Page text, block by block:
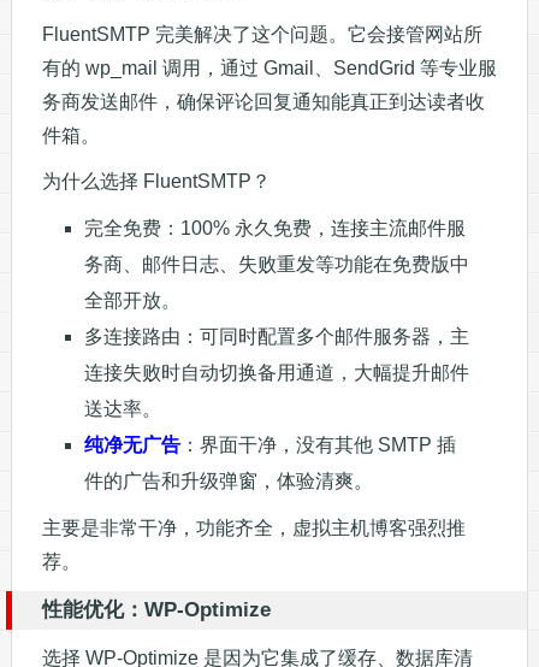
FluentSMTP 完美解决了这个问题。它会接管网站所
有的 wp_mail 调用，通过 Gmail、SendGrid 等专业服
务商发送邮件，确保评论回复通知能真正到达读者收
件箱。
为什么选择 FluentSMTP？
完全免费：100% 永久免费，连接主流邮件服
务商、邮件日志、失败重发等功能在免费版中
全部开放。
多连接路由：可同时配置多个邮件服务器，主
连接失败时自动切换备用通道，大幅提升邮件
送达率。
纯净无广告：界面干净，没有其他 SMTP 插
件的广告和升级弹窗，体验清爽。
主要是非常干净，功能齐全，虚拟主机博客强烈推
荐。
性能优化：WP-Optimize
选择 WP-Optimize 是因为它集成了缓存、数据库清